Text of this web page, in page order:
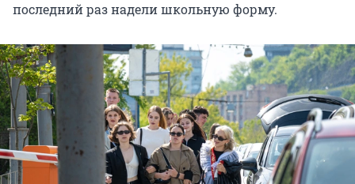
последний раз надели школьную форму.